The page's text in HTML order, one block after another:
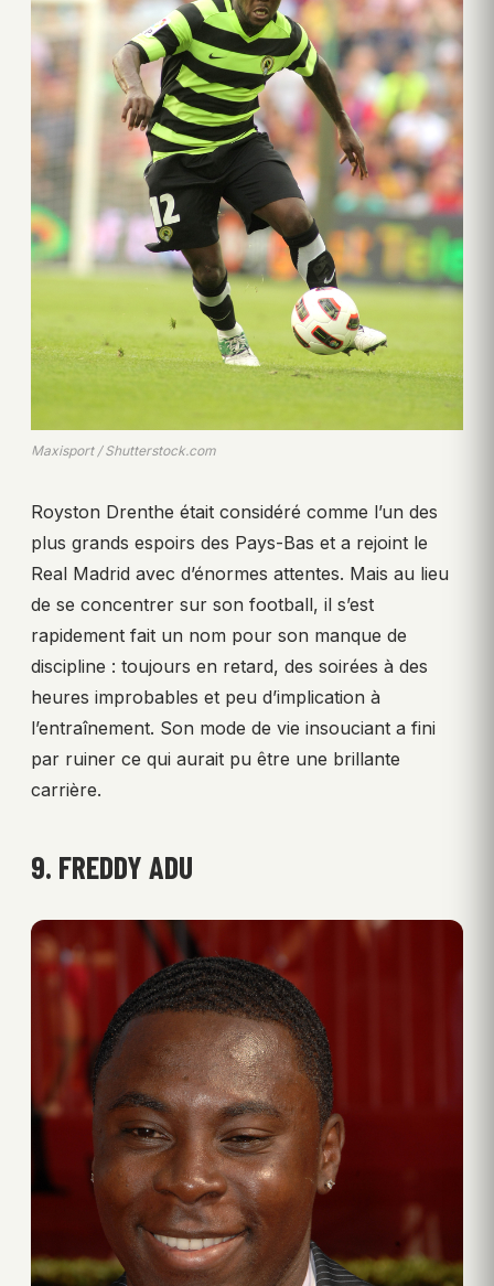
Maxisport / Shutterstock.com
Royston Drenthe était considéré comme l’un des
plus grands espoirs des Pays-Bas et a rejoint le
Real Madrid avec d’énormes attentes. Mais au lieu
de se concentrer sur son football, il s’est
rapidement fait un nom pour son manque de
discipline : toujours en retard, des soirées à des
heures improbables et peu d’implication à
l’entraînement. Son mode de vie insouciant a fini
par ruiner ce qui aurait pu être une brillante
carrière.
9. FREDDY ADU